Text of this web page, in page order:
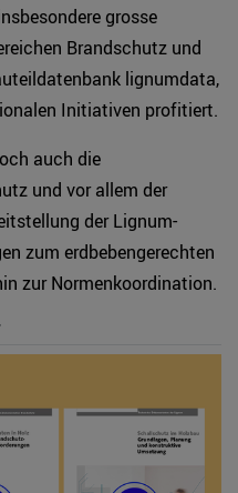
grosse
Brandschutz und
lignumdata,
Initiativen profitiert.
auch die
und vor allem der
der Lignum-
zum erdbebengerechten
zur Normenkoordination.